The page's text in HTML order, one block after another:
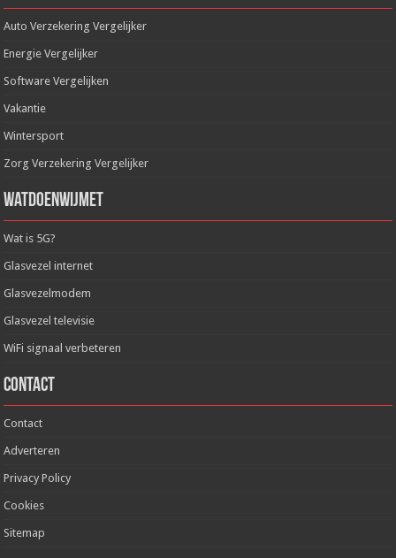
Auto Verzekering Vergelijker
Energie Vergelijker
Software Vergelijken
Vakantie
Wintersport
Zorg Verzekering Vergelijker
WatDoenWijMet
Wat is 5G?
Glasvezel internet
Glasvezelmodem
Glasvezel televisie
WiFi signaal verbeteren
Contact
Contact
Adverteren
Privacy Policy
Cookies
Sitemap